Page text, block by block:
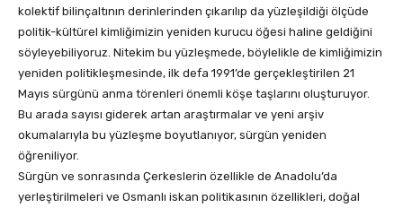
kolektif bilinçaltının derinlerinden çıkarılıp da yüzleşildiği ölçüde
politik-kültürel kimliğimizin yeniden kurucu öğesi haline geldiğini
söyleyebiliyoruz. Nitekim bu yüzleşmede, böylelikle de kimliğimizin
yeniden politikleşmesinde, ilk defa 1991’de gerçekleştirilen 21
Mayıs sürgünü anma törenleri önemli köşe taşlarını oluşturuyor.
Bu arada sayısı giderek artan araştırmalar ve yeni arşiv
okumalarıyla bu yüzleşme boyutlanıyor, sürgün yeniden
öğreniliyor.
Sürgün ve sonrasında Çerkeslerin özellikle de Anadolu’da
yerleştirilmeleri ve Osmanlı iskan politikasının özellikleri, doğal